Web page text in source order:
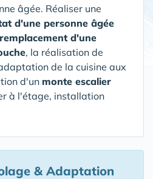
âgée. Réaliser une
d'une personne âgée
remplacement d'une
, la réalisation de
de la cuisine aux
d'un monte escalier
à l'étage, installation
& Adaptation